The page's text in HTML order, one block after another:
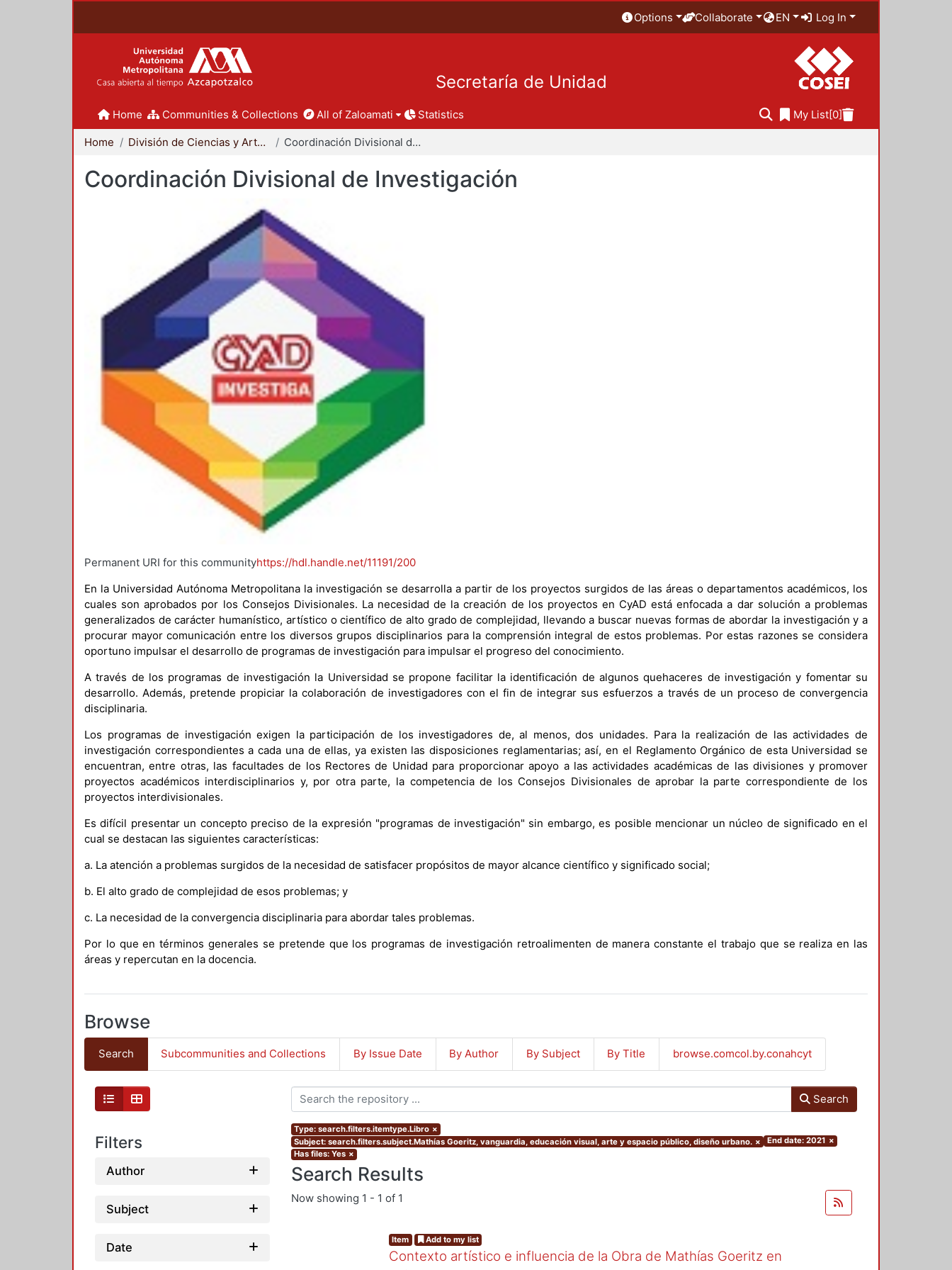
Options Collaborate EN Log In
Secretaría de Unidad
Home Communities & Collections All of Zaloamati Statistics My List[0]
Home División de Ciencias y Artes para el Diseño Coordinación Divisional de Investigación
Coordinación Divisional de Investigación
Permanent URI for this communityhttps://hdl.handle.net/11191/200
En la Universidad Autónoma Metropolitana la investigación se desarrolla a partir de los proyectos surgidos de las áreas o departamentos académicos, los
cuales son aprobados por los Consejos Divisionales. La necesidad de la creación de los proyectos en CyAD está enfocada a dar solución a problemas
generalizados de carácter humanístico, artístico o científico de alto grado de complejidad, llevando a buscar nuevas formas de abordar la investigación y a
procurar mayor comunicación entre los diversos grupos disciplinarios para la comprensión integral de estos problemas. Por estas razones se considera
oportuno impulsar el desarrollo de programas de investigación para impulsar el progreso del conocimiento.
A través de los programas de investigación la Universidad se propone facilitar la identificación de algunos quehaceres de investigación y fomentar su
desarrollo. Además, pretende propiciar la colaboración de investigadores con el fin de integrar sus esfuerzos a través de un proceso de convergencia
disciplinaria.
Los programas de investigación exigen la participación de los investigadores de, al menos, dos unidades. Para la realización de las actividades de
investigación correspondientes a cada una de ellas, ya existen las disposiciones reglamentarias; así, en el Reglamento Orgánico de esta Universidad se
encuentran, entre otras, las facultades de los Rectores de Unidad para proporcionar apoyo a las actividades académicas de las divisiones y promover
proyectos académicos interdisciplinarios y, por otra parte, la competencia de los Consejos Divisionales de aprobar la parte correspondiente de los
proyectos interdivisionales.
Es difícil presentar un concepto preciso de la expresión "programas de investigación" sin embargo, es posible mencionar un núcleo de significado en el
cual se destacan las siguientes características:
a. La atención a problemas surgidos de la necesidad de satisfacer propósitos de mayor alcance científico y significado social;
b. El alto grado de complejidad de esos problemas; y
c. La necesidad de la convergencia disciplinaria para abordar tales problemas.
Por lo que en términos generales se pretende que los programas de investigación retroalimenten de manera constante el trabajo que se realiza en las
áreas y repercutan en la docencia.
Browse
Search Subcommunities and Collections By Issue Date By Author By Subject By Title browse.comcol.by.conahcyt
Filters
Author
Subject
Date
Search
Type: search.filters.itemtype.Libro ×
Subject: search.filters.subject.Mathías Goeritz, vanguardia, educación visual, arte y espacio público, diseño urbano. × End date: 2021 ×
Has files: Yes ×
Search Results
Now showing 1 - 1 of 1
Item Add to my list
Contexto artístico e influencia de la Obra de Mathías Goeritz en